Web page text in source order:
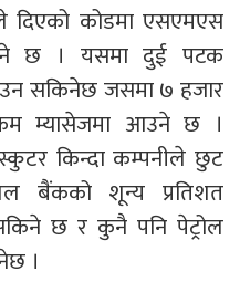
कोडमा एसएमएस
छ । यसमा दुई पटक
सकिनेछ जसमा ७ हजार
म्यासेजमा आउने छ ।
किन्दा कम्पनीले छुट
बैंकको शून्य प्रतिशत
छ र कुनै पनि पेट्रोल
।